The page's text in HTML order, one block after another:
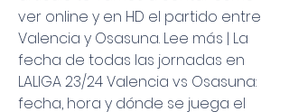
ver online y en HD el partido entre
Valencia y Osasuna. Lee más | La
fecha de todas las jornadas en
LALIGA 23/24 Valencia vs Osasuna:
fecha, hora y dónde se juega el